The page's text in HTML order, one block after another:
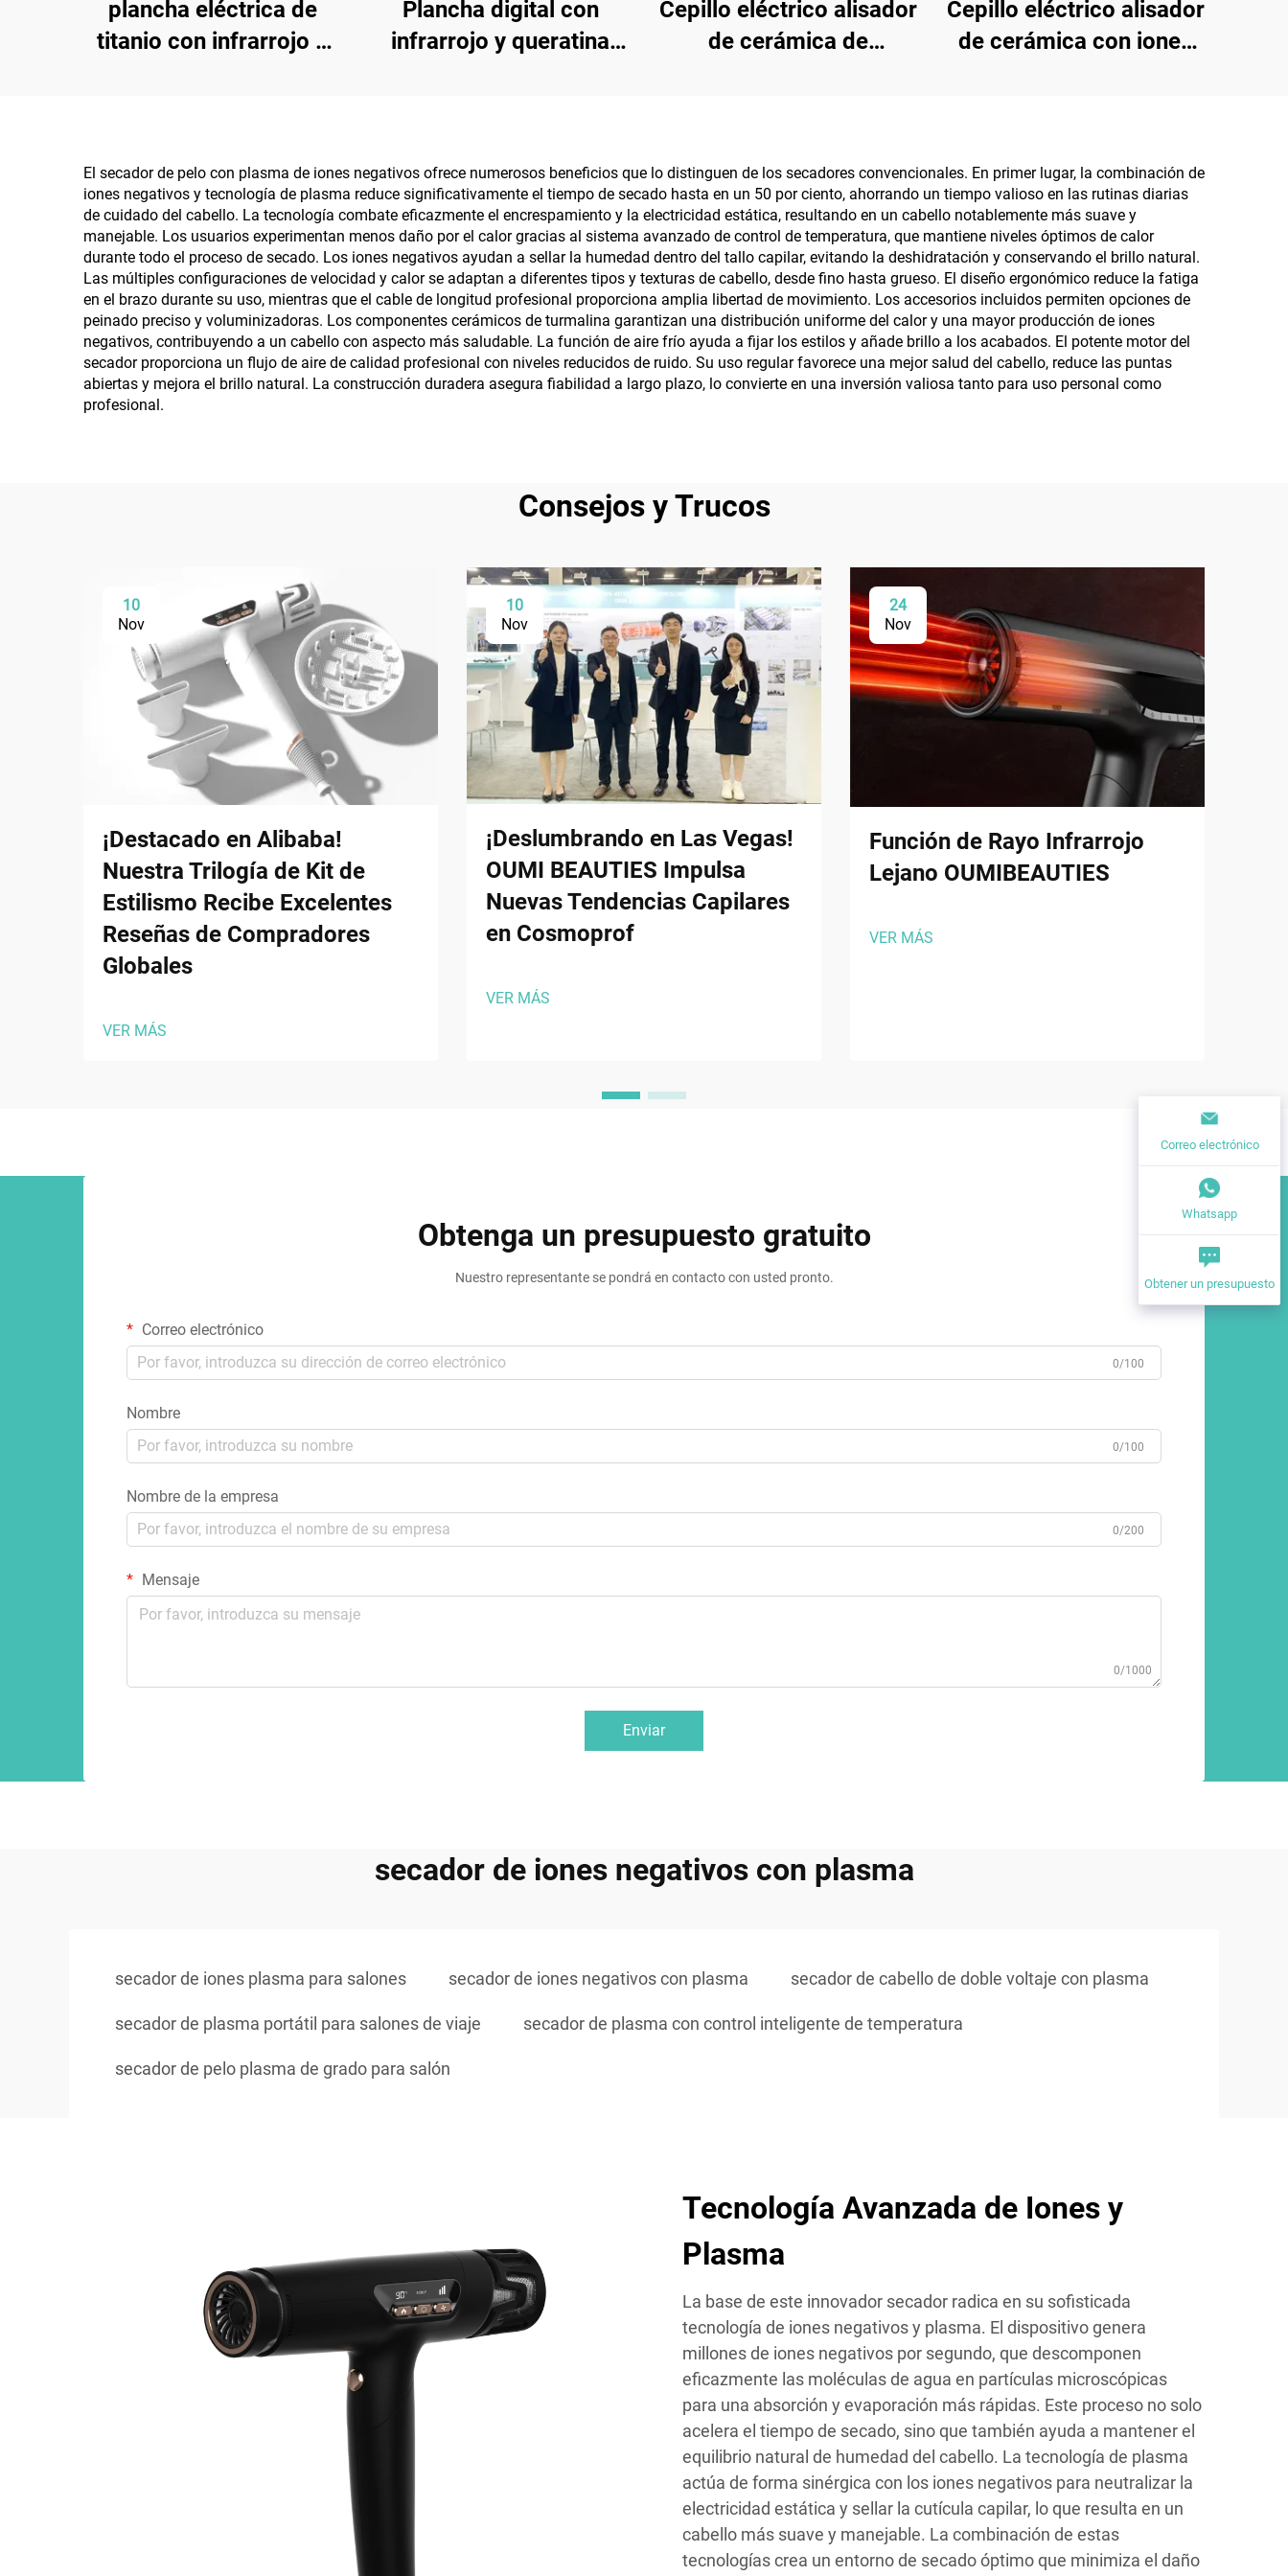
plancha eléctrica de
titanio con infrarrojo 2
Plancha digital con
infrarrojo y queratina
Cepillo eléctrico alisador
de cerámica de
Cepillo eléctrico alisador
de cerámica con iones
El secador de pelo con plasma de iones negativos ofrece numerosos beneficios que lo distinguen de los secadores convencionales. En primer lugar, la combinación de
iones negativos y tecnología de plasma reduce significativamente el tiempo de secado hasta en un 50 por ciento, ahorrando un tiempo valioso en las rutinas diarias
de cuidado del cabello. La tecnología combate eficazmente el encrespamiento y la electricidad estática, resultando en un cabello notablemente más suave y
manejable. Los usuarios experimentan menos daño por el calor gracias al sistema avanzado de control de temperatura, que mantiene niveles óptimos de calor
durante todo el proceso de secado. Los iones negativos ayudan a sellar la humedad dentro del tallo capilar, evitando la deshidratación y conservando el brillo natural.
Las múltiples configuraciones de velocidad y calor se adaptan a diferentes tipos y texturas de cabello, desde fino hasta grueso. El diseño ergonómico reduce la fatiga
en el brazo durante su uso, mientras que el cable de longitud profesional proporciona amplia libertad de movimiento. Los accesorios incluidos permiten opciones de
peinado preciso y voluminizadoras. Los componentes cerámicos de turmalina garantizan una distribución uniforme del calor y una mayor producción de iones
negativos, contribuyendo a un cabello con aspecto más saludable. La función de aire frío ayuda a fijar los estilos y añade brillo a los acabados. El potente motor del
secador proporciona un flujo de aire de calidad profesional con niveles reducidos de ruido. Su uso regular favorece una mejor salud del cabello, reduce las puntas
abiertas y mejora el brillo natural. La construcción duradera asegura fiabilidad a largo plazo, lo convierte en una inversión valiosa tanto para uso personal como
profesional.
Consejos y Trucos
10
Nov
¡Destacado en Alibaba!
Nuestra Trilogía de Kit de
Estilismo Recibe Excelentes
Reseñas de Compradores
Globales
VER MÁS
10
Nov
¡Deslumbrando en Las Vegas!
OUMI BEAUTIES Impulsa
Nuevas Tendencias Capilares
en Cosmoprof
VER MÁS
24
Nov
Función de Rayo Infrarrojo
Lejano OUMIBEAUTIES
VER MÁS
Obtenga un presupuesto gratuito
Nuestro representante se pondrá en contacto con usted pronto.
Correo electrónico
0/100
Nombre
0/100
Nombre de la empresa
0/200
Mensaje
0/1000
Enviar
secador de iones negativos con plasma
secador de iones plasma para salones secador de iones negativos con plasma secador de cabello de doble voltaje con plasma
secador de plasma portátil para salones de viaje secador de plasma con control inteligente de temperatura
secador de pelo plasma de grado para salón
Tecnología Avanzada de Iones y
Plasma
La base de este innovador secador radica en su sofisticada
tecnología de iones negativos y plasma. El dispositivo genera
millones de iones negativos por segundo, que descomponen
eficazmente las moléculas de agua en partículas microscópicas
para una absorción y evaporación más rápidas. Este proceso no solo
acelera el tiempo de secado, sino que también ayuda a mantener el
equilibrio natural de humedad del cabello. La tecnología de plasma
actúa de forma sinérgica con los iones negativos para neutralizar la
electricidad estática y sellar la cutícula capilar, lo que resulta en un
cabello más suave y manejable. La combinación de estas
tecnologías crea un entorno de secado óptimo que minimiza el daño
Correo electrónico
Whatsapp
Obtener un presupuesto